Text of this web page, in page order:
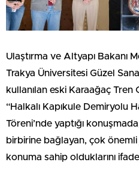
Ulaştırma ve Altyapı Bakanı
Trakya Üniversitesi Güzel
kullanılan eski Karaağaç Tren
“Halkalı Kapıkule Demiryolu
Töreni’nde yaptığı
birbirine bağlayan, çok
konuma sahip olduklarını